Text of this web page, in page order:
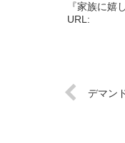
『家族に嬉
URL:
デマン